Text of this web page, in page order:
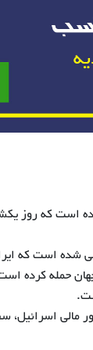
که روز
است که
دیگر در سرتاسر
اسرائیل،